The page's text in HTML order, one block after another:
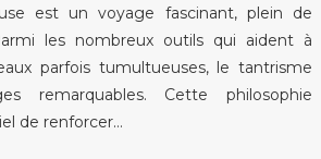
est un voyage fascinant, plein de
les nombreux outils qui aident à
parfois tumultueuses, le tantrisme
remarquables. Cette philosophie
de renforcer…